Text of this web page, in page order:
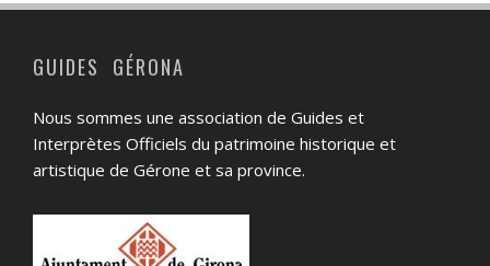
GUIDES GÉRONA
Nous sommes une association de Guides et
Interprètes Officiels du patrimoine historique et
artistique de Gérone et sa province.